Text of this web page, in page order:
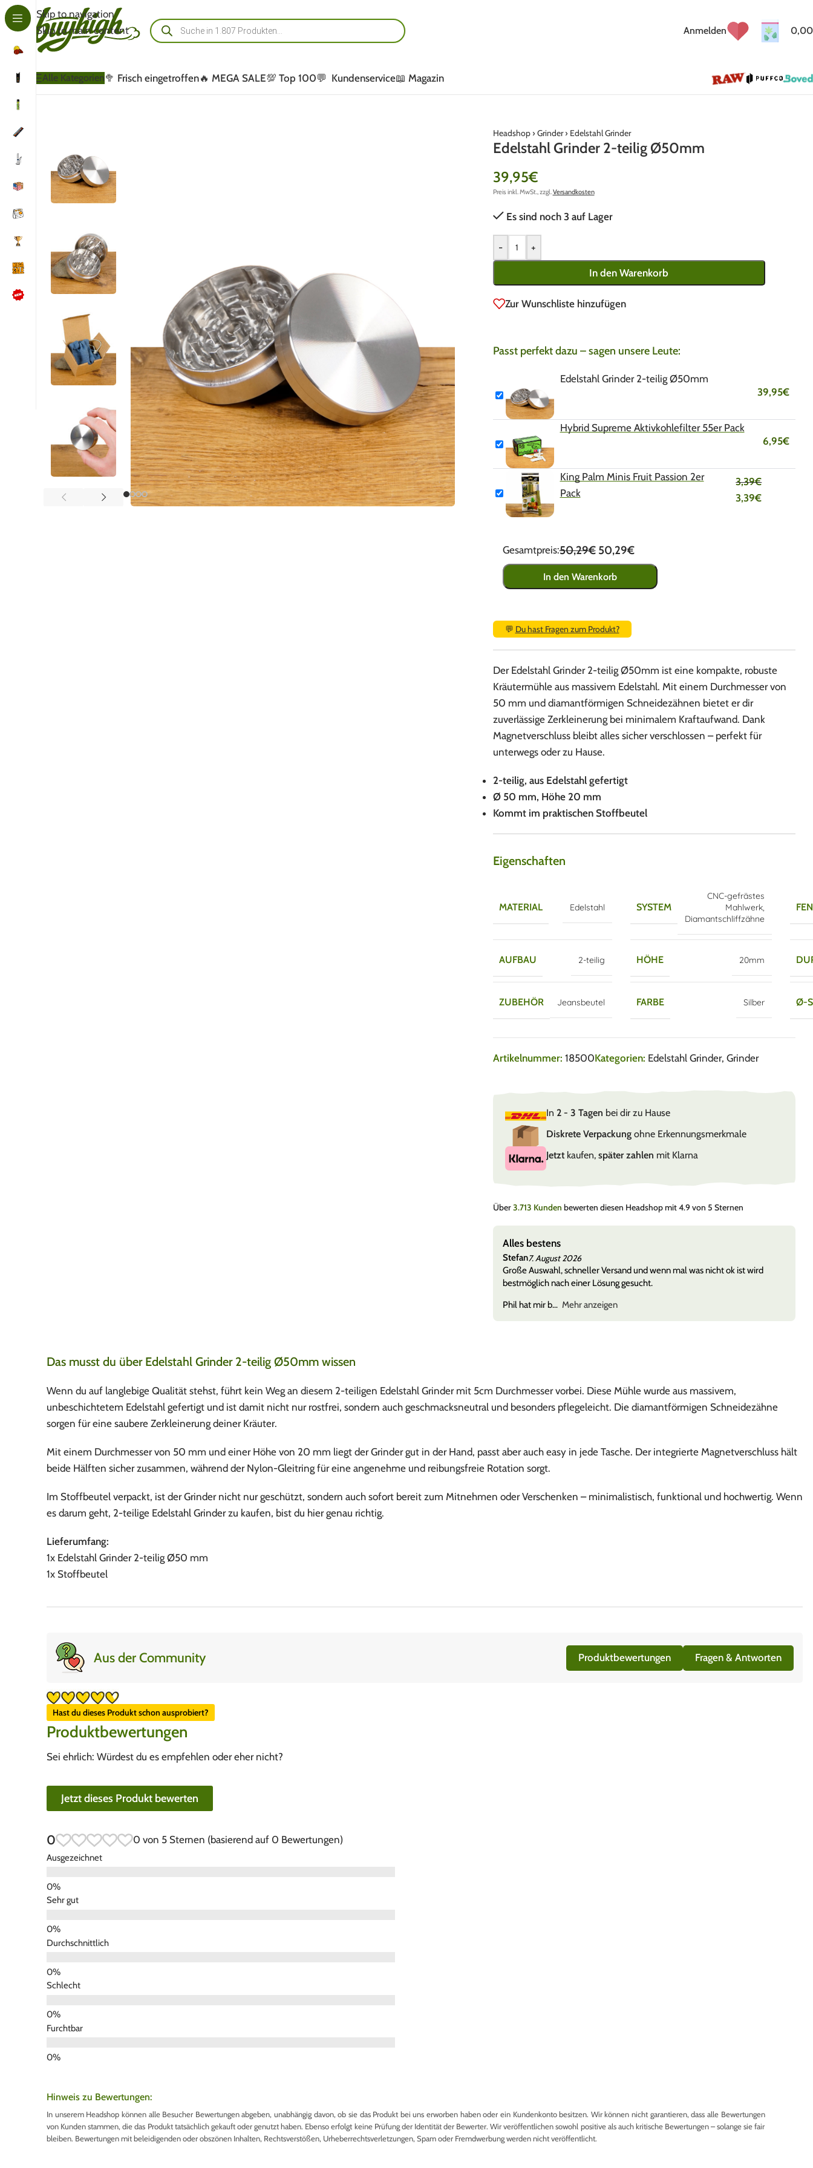
Skip to navigation
Skip to main content
Kundenbewertungen lesen
Schreib uns auf WhatsApp
Kundenservice kontaktieren
Anmelden 0,00
Alle Kategorien🥦 Frisch eingetroffen🔥 MEGA SALE💯 Top 100💬 Kundenservice📖 Magazin
Headshop› Grinder› Edelstahl Grinder
Edelstahl Grinder 2-teilig Ø50mm
39,95€
Preis inkl. MwSt., zzgl.Versandkosten
Es sind noch 3 auf Lager
- +
In den Warenkorb
Zur Wunschliste hinzufügen
Passt perfekt dazu – sagen unsere Leute:
Edelstahl Grinder 2-teilig Ø50mm
39,95€
Hybrid Supreme Aktivkohlefilter 55er Pack
6,95€
King Palm Minis Fruit Passion 2er
Pack
3,39€
3,39€
Gesamtpreis:50,29€ 50,29€
In den Warenkorb
💬 Du hast Fragen zum Produkt?
Der Edelstahl Grinder 2-teilig Ø50mm ist eine kompakte, robuste
Kräutermühle aus massivem Edelstahl. Mit einem Durchmesser von
50 mm und diamantförmigen Schneidezähnen bietet er dir
zuverlässige Zerkleinerung bei minimalem Kraftaufwand. Dank
Magnetverschluss bleibt alles sicher verschlossen – perfekt für
unterwegs oder zu Hause.
2-teilig, aus Edelstahl gefertigt
Ø 50 mm, Höhe 20 mm
Kommt im praktischen Stoffbeutel
Eigenschaften
MATERIAL Edelstahl SYSTEM
CNC-gefrästes
Mahlwerk,
Diamantschliffzähne
AUFBAU 2-teilig HÖHE 20mm
ZUBEHÖR Jeansbeutel FARBE Silber Ø-
Artikelnummer: 18500Kategorien: Edelstahl Grinder, Grinder
In 2 - 3 Tagen bei dir zu Hause
Diskrete Verpackungohne Erkennungsmerkmale
Jetztkaufen, später zahlen mit Klarna
Über3.713 Kunden bewerten diesen Headshop mit 4.9 von 5 Sternen
Alles bestens
Stefan7. August 2026
Große Auswahl, schneller Versand und wenn mal was nicht ok ist wird
bestmöglich nach einer Lösung gesucht.
Phil hat mir b
Mehr anzeigen
Das musst du über Edelstahl Grinder 2-teilig Ø50mm wissen
Wenn du auf langlebige Qualität stehst, führt kein Weg an diesem 2-teiligen Edelstahl Grinder mit 5cm Durchmesser vorbei. Diese Mühle wurde aus massivem,
unbeschichtetem Edelstahl gefertigt und ist damit nicht nur rostfrei, sondern auch geschmacksneutral und besonders pflegeleicht. Die diamantförmigen Schneidezähne
sorgen für eine saubere Zerkleinerung deiner Kräuter.
Mit einem Durchmesser von 50 mm und einer Höhe von 20 mm liegt der Grinder gut in der Hand, passt aber auch easy in jede Tasche. Der integrierte Magnetverschluss hält
beide Hälften sicher zusammen, während der Nylon-Gleitring für eine angenehme und reibungsfreie Rotation sorgt.
Im Stoffbeutel verpackt, ist der Grinder nicht nur geschützt, sondern auch sofort bereit zum Mitnehmen oder Verschenken – minimalistisch, funktional und hochwertig. Wenn
es darum geht, 2-teilige Edelstahl Grinder zu kaufen, bist du hier genau richtig.
Lieferumfang:
1x Edelstahl Grinder 2-teilig Ø50 mm
1x Stoffbeutel
Aus der Community Produktbewertungen Fragen & Antworten
Hast du dieses Produkt schon ausprobiert?
Produktbewertungen
Sei ehrlich: Würdest du es empfehlen oder eher nicht?
Jetzt dieses Produkt bewerten
0 0 von 5 Sternen (basierend auf 0 Bewertungen)
Ausgezeichnet
Sehr gut
Durchschnittlich
Schlecht
Furchtbar
Hinweis zu Bewertungen:
In unserem Headshop können alle Besucher Bewertungen abgeben, unabhängig davon, ob sie das Produkt bei uns erworben haben oder ein Kundenkonto besitzen. Wir können nicht garantieren, dass alle Bewertungen
von Kunden stammen, die das Produkt tatsächlich gekauft oder genutzt haben. Ebenso erfolgt keine Prüfung der Identität der Bewerter. Wir veröffentlichen sowohl positive als auch kritische Bewertungen – solange sie fair
bleiben. Bewertungen mit beleidigenden oder obszönen Inhalten, Rechtsverstößen, Urheberrechtsverletzungen, Spam oder Fremdwerbung werden nicht veröffentlicht.